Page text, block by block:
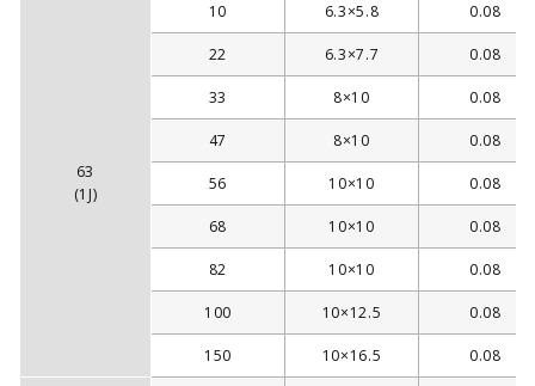
63
(1J)
10 6.3×5.8 0.08
22 6.3×7.7 0.08
33 8×10 0.08
47 8×10 0.08
56 10×10 0.08
68 10×10 0.08
82 10×10 0.08
100 10×12.5 0.08
150 10×16.5 0.08